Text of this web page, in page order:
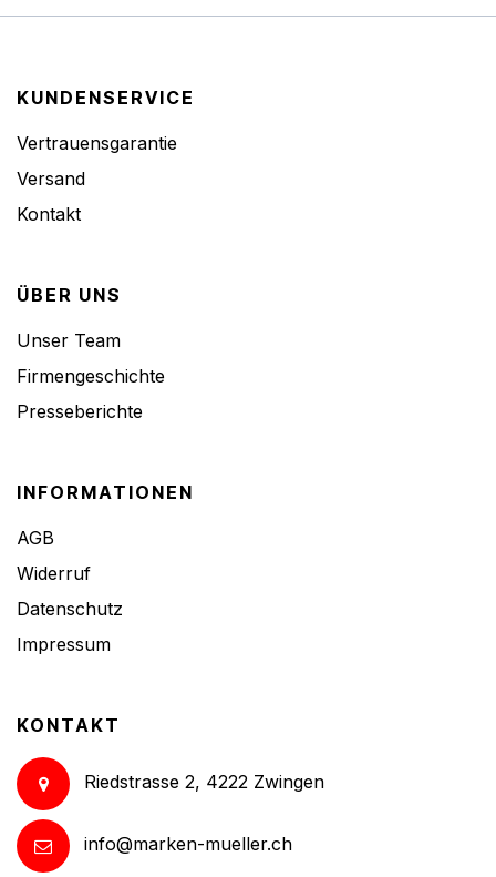
KUNDENSERVICE
Vertrauensgarantie
Versand
Kontakt
ÜBER UNS
Unser Team
Firmengeschichte
Presseberichte
INFORMATIONEN
AGB
Widerruf
Datenschutz
Impressum
KONTAKT
Riedstrasse 2, 4222 Zwingen
info@marken-mueller.ch